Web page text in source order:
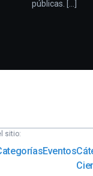
públicas. [...]
sitio:
Eventos